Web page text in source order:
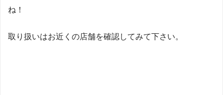
ね！
取り扱いはお近くの店舗を確認してみて下さい。